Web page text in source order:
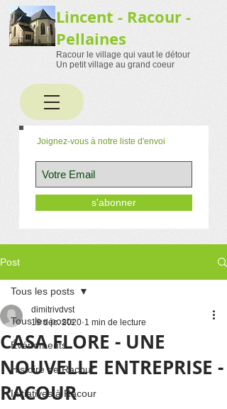
Lincent - Racour -
Pellaines
Racour le village qui vaut le détour
Un petit village au grand coeur
Joignez-vous à notre liste d'envoi
s'abonner
Post
Tous les posts
Événements
Histoire de Racour
Initiatives à Racour
Tous les posts
CASA FLORE - UNE
NOUVELLE ENTREPRISE -
RACOUR
dimitrivdvst
19 déc. 2020 1 min de lecture